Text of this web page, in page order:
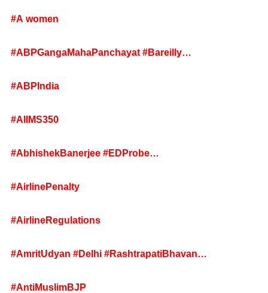
#A women
#ABPGangaMahaPanchayat #Bareilly
Bareilly
#ABPIndia
#AIIMS350
#AbhishekBanerjee #EDProbe
#AirlinePenalty
#AirlineRegulations
#AmritUdyan #Delhi #RashtrapatiBhavan
#AntiMuslimBJP